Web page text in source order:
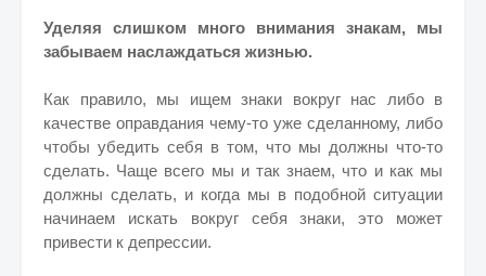
Уделяя слишком много внимания знакам, мы
забываем наслаждаться жизнью.
Как правило, мы ищем знаки вокруг нас либо в
качестве оправдания чему-то уже сделанному, либо
чтобы убедить себя в том, что мы должны что-то
сделать. Чаще всего мы и так знаем, что и как мы
должны сделать, и когда мы в подобной ситуации
начинаем искать вокруг себя знаки, это может
привести к депрессии.